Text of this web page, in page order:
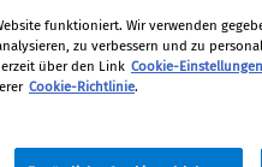
im
funktioniert. Wir verwenden
zu verbessern und zu
über den Link Cookie-Einstellungen
Cookie-Richtlinie.